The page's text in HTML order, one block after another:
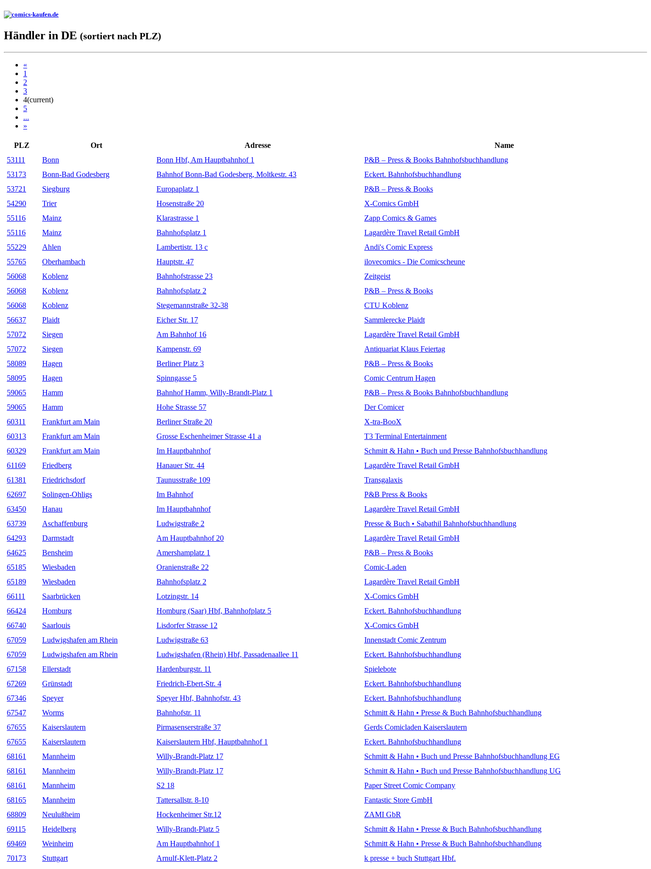
Händler in DE (sortiert nach PLZ)
«
1
2
3
4(current)
5
...
»
PLZ Ort Adresse
Name
53111
Bonn Bonn Hbf, Am Hauptbahnhof 1
P&B – Press & Books Bahnhofsbuchhandlung
53173
Bonn-Bad Godesberg Bahnhof Bonn-Bad Godesberg, Moltkestr. 43
Eckert. Bahnhofsbuchhandlung
53721
Siegburg Europaplatz 1
P&B – Press & Books
54290
Trier Hosenstraße 20
X-Comics GmbH
55116
Mainz Klarastrasse 1
Zapp Comics & Games
55116
Mainz Bahnhofsplatz 1
Lagardère Travel Retail GmbH
55229
Ahlen Lambertistr. 13 c
Andi's Comic Express
55765
Oberhambach Hauptstr. 47
ilovecomics - Die Comicscheune
56068
Koblenz Bahnhofstrasse 23
Zeitgeist
56068
Koblenz Bahnhofsplatz 2
P&B – Press & Books
56068
Koblenz Stegemannstraße 32-38
CTU Koblenz
56637
Plaidt Eicher Str. 17
Sammlerecke Plaidt
57072
Siegen Am Bahnhof 16
Lagardère Travel Retail GmbH
57072
Siegen Kampenstr. 69
Antiquariat Klaus Feiertag
58089
Hagen Berliner Platz 3
P&B – Press & Books
58095
Hagen Spinngasse 5
Comic Centrum Hagen
59065
Hamm Bahnhof Hamm, Willy-Brandt-Platz 1
P&B – Press & Books Bahnhofsbuchhandlung
59065
Hamm Hohe Strasse 57
Der Comicer
60311
Frankfurt am Main Berliner Straße 20
X-tra-BooX
60313
Frankfurt am Main Grosse Eschenheimer Strasse 41 a
T3 Terminal Entertainment
60329
Frankfurt am Main Im Hauptbahnhof
Schmitt & Hahn • Buch und Presse Bahnhofsbuchhandlung
61169
Friedberg Hanauer Str. 44
Lagardère Travel Retail GmbH
61381
Friedrichsdorf Taunusstraße 109
Transgalaxis
62697
Solingen-Ohligs Im Bahnhof
P&B Press & Books
63450
Hanau Im Hauptbahnhof
Lagardère Travel Retail GmbH
63739
Aschaffenburg Ludwigstraße 2
Presse & Buch • Sabathil Bahnhofsbuchhandlung
64293
Darmstadt Am Hauptbahnhof 20
Lagardère Travel Retail GmbH
64625
Bensheim Amershamplatz 1
P&B – Press & Books
65185
Wiesbaden Oranienstraße 22
Comic-Laden
65189
Wiesbaden Bahnhofsplatz 2
Lagardère Travel Retail GmbH
66111
Saarbrücken Lotzingstr. 14
X-Comics GmbH
66424
Homburg Homburg (Saar) Hbf, Bahnhofplatz 5
Eckert. Bahnhofsbuchhandlung
66740
Saarlouis Lisdorfer Strasse 12
X-Comics GmbH
67059
Ludwigshafen am Rhein Ludwigstraße 63
Innenstadt Comic Zentrum
67059
Ludwigshafen am Rhein Ludwigshafen (Rhein) Hbf, Passadenaallee 11
Eckert. Bahnhofsbuchhandlung
67158
Ellerstadt Hardenburgstr. 11
Spielebote
67269
Grünstadt Friedrich-Ebert-Str. 4
Eckert. Bahnhofsbuchhandlung
67346
Speyer Speyer Hbf, Bahnhofstr. 43
Eckert. Bahnhofsbuchhandlung
67547
Worms Bahnhofstr. 11
Schmitt & Hahn • Presse & Buch Bahnhofsbuchhandlung
67655
Kaiserslautern Pirmasenserstraße 37
Gerds Comicladen Kaiserslautern
67655
Kaiserslautern Kaiserslautern Hbf, Hauptbahnhof 1
Eckert. Bahnhofsbuchhandlung
68161
Mannheim Willy-Brandt-Platz 17
Schmitt & Hahn • Buch und Presse Bahnhofsbuchhandlung EG
68161
Mannheim Willy-Brandt-Platz 17
Schmitt & Hahn • Buch und Presse Bahnhofsbuchhandlung UG
68161
Mannheim S2 18
Paper Street Comic Company
68165
Mannheim Tattersallstr. 8-10
Fantastic Store GmbH
68809
Neulußheim Hockenheimer Str.12
ZAMI GbR
69115
Heidelberg Willy-Brandt-Platz 5
Schmitt & Hahn • Presse & Buch Bahnhofsbuchhandlung
69469
Weinheim Am Hauptbahnhof 1
Schmitt & Hahn • Presse & Buch Bahnhofsbuchhandlung
70173
Stuttgart Arnulf-Klett-Platz 2
k presse + buch Stuttgart Hbf.